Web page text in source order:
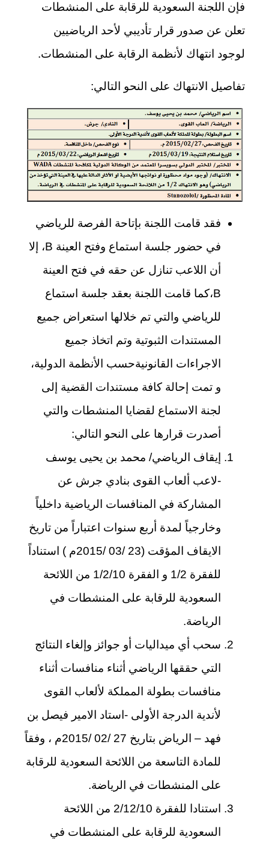
فإن اللجنة السعودية للرقابة على المنشطات
تعلن عن صدور قرار تأديبي لأحد الرياضيين
لوجود انتهاك لأنظمة الرقابة على المنشطات.
تفاصيل الانتهاك على النحو التالي:
فقد قامت اللجنة بإتاحة الفرصة للرياضي
في حضور جلسة استماع وفتح العينة B، إلا
أن اللاعب تنازل عن حقه في فتح العينة
B،كما قامت اللجنة بعقد جلسة استماع
للرياضي والتي تم خلالها استعراض جميع
المستندات الثبوتية وتم اتخاذ جميع
الاجراءات القانونيةحسب الأنظمة الدولية،
و تمت إحالة كافة مستندات القضية إلى
لجنة الاستماع لقضايا المنشطات والتي
أصدرت قرارها على النحو التالي:
إيقاف الرياضي/ محمد بن يحيى يوسف
-لاعب ألعاب القوى بنادي جرش عن
المشاركة في المنافسات الرياضية داخلياً
وخارجياً لمدة أربع سنوات اعتباراً من تاريخ
الايقاف المؤقت (23 /03 /2015م ) استناداً
للفقرة 1/2 و الفقرة 1/2/10 من اللائحة
السعودية للرقابة على المنشطات في
الرياضة.
سحب أي ميداليات أو جوائز وإلغاء النتائج
التي حققها الرياضي أثناء منافسات أثناء
منافسات بطولة المملكة لألعاب القوى
لأندية الدرجة الأولى -استاد الامير فيصل بن
فهد – الرياض بتاريخ 27 /02 /2015م ، وفقاً
للمادة التاسعة من اللائحة السعودية للرقابة
على المنشطات في الرياضة.
استنادا للفقرة 2/12/10 من اللائحة
السعودية للرقابة على المنشطات في